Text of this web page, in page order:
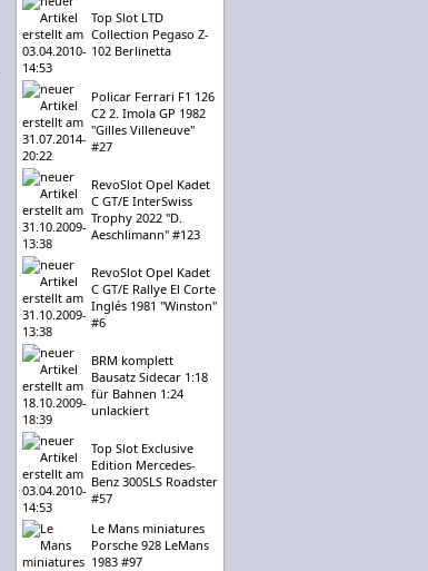
Top Slot LTD
Collection Pegaso Z-
102 Berlinetta
Policar Ferrari F1 126
C2 2. Imola GP 1982
"Gilles Villeneuve"
#27
RevoSlot Opel Kadet
C GT/E InterSwiss
Trophy 2022 "D.
Aeschlimann" #123
RevoSlot Opel Kadet
C GT/E Rallye El Corte
Inglés 1981 "Winston"
#6
BRM komplett
Bausatz Sidecar 1:18
für Bahnen 1:24
unlackiert
Top Slot Exclusive
Edition Mercedes-
Benz 300SLS Roadster
#57
Le Mans miniatures
Porsche 928 LeMans
1983 #97